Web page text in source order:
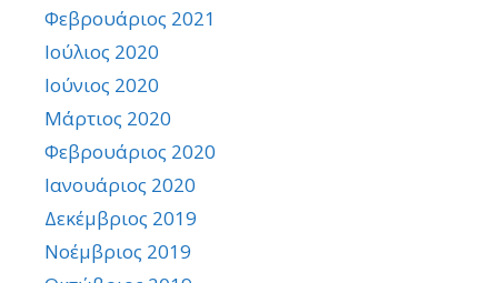
Φεβρουάριος 2021
Ιούλιος 2020
Ιούνιος 2020
Μάρτιος 2020
Φεβρουάριος 2020
Ιανουάριος 2020
Δεκέμβριος 2019
Νοέμβριος 2019